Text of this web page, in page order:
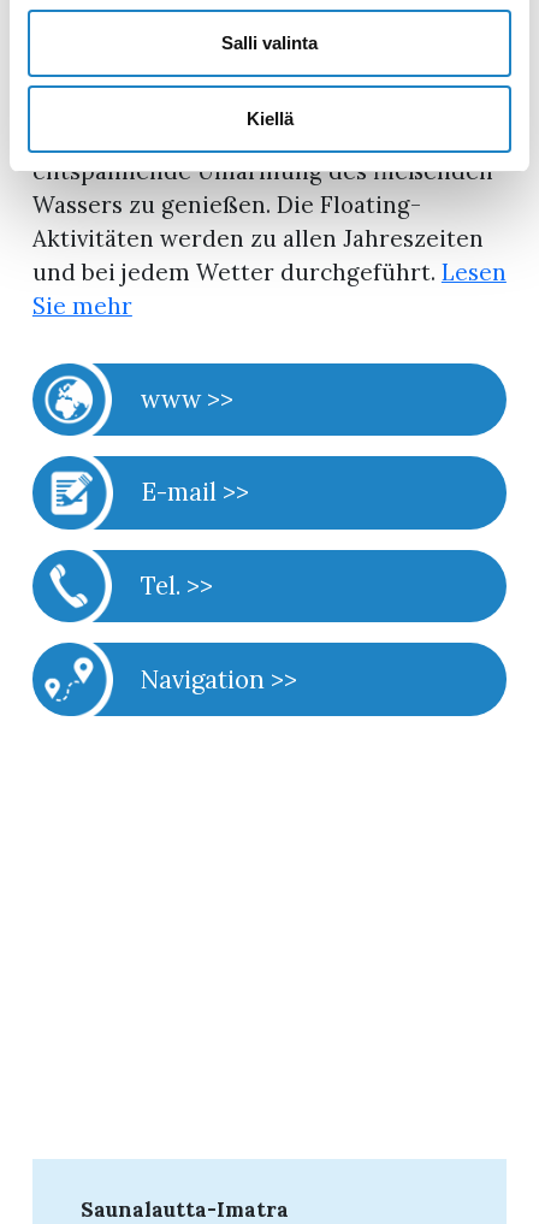
Salli valinta
Kiellä
Varpasaari und im Sommer vor dem
(Puomikuja 4, Imatra).
entspannende Umarmung des fließenden
Wassers zu genießen. Die Floating-
Aktivitäten werden zu allen Jahreszeiten
und bei jedem Wetter durchgeführt. Lesen
Sie mehr
www >>
E-mail >>
Tel. >>
Navigation >>
Saunalautta-Imatra